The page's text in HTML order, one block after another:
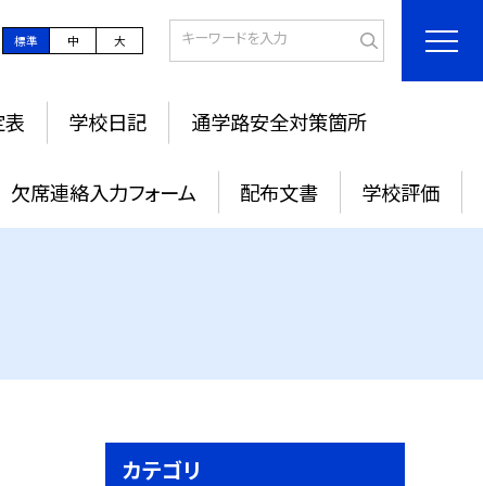
標準 中 大
表 学校日記 通学路安全対策箇所
欠席連絡入力フォーム 配布文書 学校評価
カテゴリ